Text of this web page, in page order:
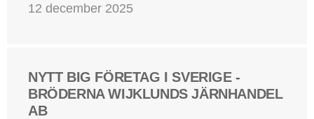
12 december 2025
NYTT BIG FÖRETAG I SVERIGE -
BRÖDERNA WIJKLUNDS JÄRNHANDEL
AB